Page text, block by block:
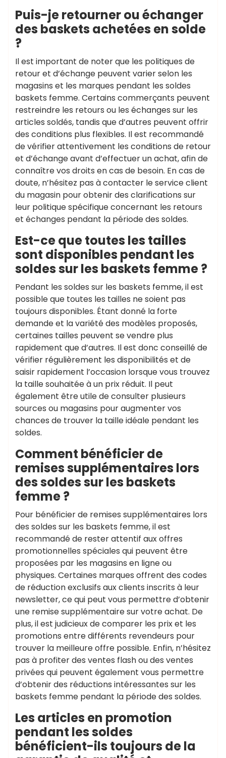
Puis-je retourner ou échanger
des baskets achetées en solde
?
Il est important de noter que les politiques de
retour et d’échange peuvent varier selon les
magasins et les marques pendant les soldes
baskets femme. Certains commerçants peuvent
restreindre les retours ou les échanges sur les
articles soldés, tandis que d’autres peuvent offrir
des conditions plus flexibles. Il est recommandé
de vérifier attentivement les conditions de retour
et d’échange avant d’effectuer un achat, afin de
connaître vos droits en cas de besoin. En cas de
doute, n’hésitez pas à contacter le service client
du magasin pour obtenir des clarifications sur
leur politique spécifique concernant les retours
et échanges pendant la période des soldes.
Est-ce que toutes les tailles
sont disponibles pendant les
soldes sur les baskets femme ?
Pendant les soldes sur les baskets femme, il est
possible que toutes les tailles ne soient pas
toujours disponibles. Étant donné la forte
demande et la variété des modèles proposés,
certaines tailles peuvent se vendre plus
rapidement que d’autres. Il est donc conseillé de
vérifier régulièrement les disponibilités et de
saisir rapidement l’occasion lorsque vous trouvez
la taille souhaitée à un prix réduit. Il peut
également être utile de consulter plusieurs
sources ou magasins pour augmenter vos
chances de trouver la taille idéale pendant les
soldes.
Comment bénéficier de
remises supplémentaires lors
des soldes sur les baskets
femme ?
Pour bénéficier de remises supplémentaires lors
des soldes sur les baskets femme, il est
recommandé de rester attentif aux offres
promotionnelles spéciales qui peuvent être
proposées par les magasins en ligne ou
physiques. Certaines marques offrent des codes
de réduction exclusifs aux clients inscrits à leur
newsletter, ce qui peut vous permettre d’obtenir
une remise supplémentaire sur votre achat. De
plus, il est judicieux de comparer les prix et les
promotions entre différents revendeurs pour
trouver la meilleure offre possible. Enfin, n’hésitez
pas à profiter des ventes flash ou des ventes
privées qui peuvent également vous permettre
d’obtenir des réductions intéressantes sur les
baskets femme pendant la période des soldes.
Les articles en promotion
pendant les soldes
bénéficient-ils toujours de la